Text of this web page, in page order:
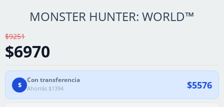
MONSTER HUNTER: WORLD™
$9251
$6970
$
Con transferencia
Ahorrás $1394 $5576